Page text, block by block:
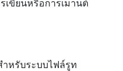
เขียนหรือการเมานต์
ำหรับระบบไฟล์รูท